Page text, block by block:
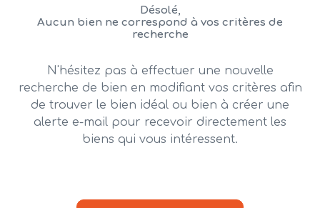
mail
contact
Désolé,
Aucun bien ne correspond à vos critères de
recherche
N'hésitez pas à effectuer une nouvelle
recherche de bien en modifiant vos critères afin
de trouver le bien idéal ou bien à créer une
alerte e-mail pour recevoir directement les
biens qui vous intéressent.